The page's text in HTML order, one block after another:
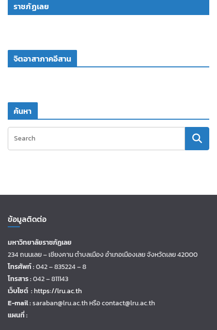
ราชภัฏเลย
จิตอาสาภาคอีสาน
ค้นหา
ข้อมูลติดต่อ
มหาวิทยาลัยราชภัฏเลย
234 ถนนเลย – เชียงคาน ตำบลเมือง อำเภอเมืองเลย จังหวัดเลย 42000
โทรศัพท์ :042 – 835224 – 8
โทรสาร :042 – 811143
เว็บไซต์ :https://lru.ac.th
E-mail :saraban@lru.ac.thหรือ contact@lru.ac.th
แผนที่ :